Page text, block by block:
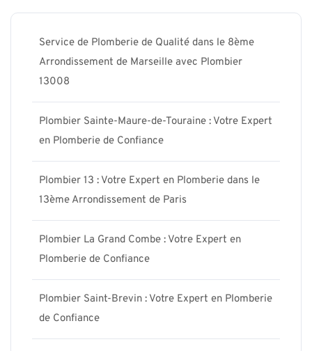
Service de Plomberie de Qualité dans le 8ème
Arrondissement de Marseille avec Plombier
13008
Plombier Sainte-Maure-de-Touraine : Votre Expert
en Plomberie de Confiance
Plombier 13 : Votre Expert en Plomberie dans le
13ème Arrondissement de Paris
Plombier La Grand Combe : Votre Expert en
Plomberie de Confiance
Plombier Saint-Brevin : Votre Expert en Plomberie
de Confiance